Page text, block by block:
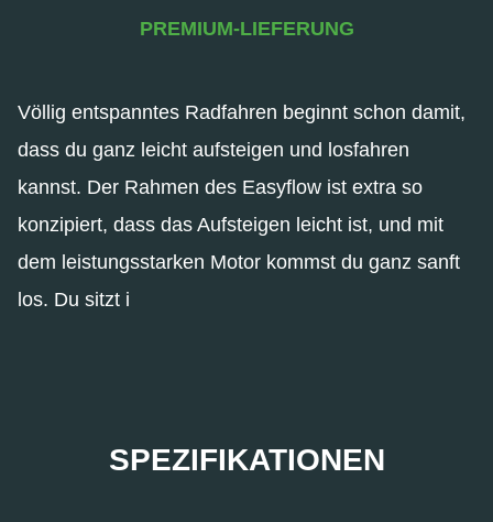
PREMIUM-LIEFERUNG
Völlig entspanntes Radfahren beginnt schon damit,
dass du ganz leicht aufsteigen und losfahren
kannst. Der Rahmen des Easyflow ist extra so
konzipiert, dass das Aufsteigen leicht ist, und mit
dem leistungsstarken Motor kommst du ganz sanft
los. Du sitzt i
SPEZIFIKATIONEN